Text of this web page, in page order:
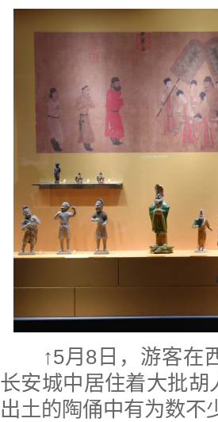
↑5月8日，游客在
长安城中居住着大批
出土的陶俑中有为数不